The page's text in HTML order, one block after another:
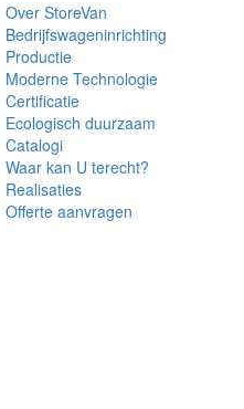
Over StoreVan
Bedrijfswageninrichting
Productie
Moderne Technologie
Certificatie
Ecologisch duurzaam
Catalogi
Waar kan U terecht?
Realisaties
Offerte aanvragen